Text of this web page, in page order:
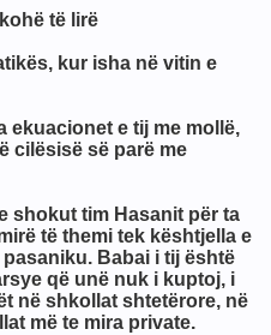
të lirë
kur isha në vitin e
ekuacionet e tij me mollë,
cilësisë së parë me
shokut tim Hasanit për ta
të themi tek kështjella e
Babai i tij është
që unë nuk i kuptoj, i
në shkollat shtetërore, në
më te mira private.